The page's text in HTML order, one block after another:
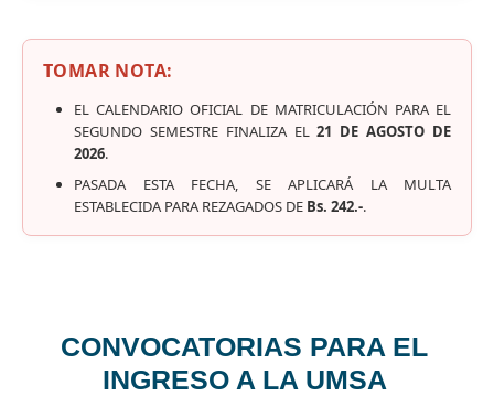
TOMAR NOTA:
EL CALENDARIO OFICIAL DE MATRICULACIÓN PARA EL
SEGUNDO SEMESTRE FINALIZA EL21 DE AGOSTO DE
2026.
PASADA ESTA FECHA, SE APLICARÁ LA MULTA
ESTABLECIDA PARA REZAGADOS DE Bs. 242.-.
CONVOCATORIAS PARA EL
INGRESO A LA UMSA